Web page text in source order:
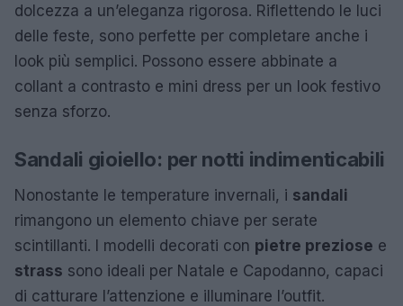
dolcezza a un’eleganza rigorosa. Riflettendo le luci
delle feste, sono perfette per completare anche i
look più semplici. Possono essere abbinate a
collant a contrasto e mini dress per un look festivo
senza sforzo.
Sandali gioiello: per notti indimenticabili
Nonostante le temperature invernali, i sandali
rimangono un elemento chiave per serate
scintillanti. I modelli decorati con pietre preziose e
strass sono ideali per Natale e Capodanno, capaci
di catturare l’attenzione e illuminare l’outfit.